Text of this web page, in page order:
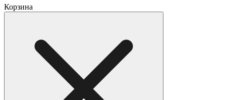
Корзина